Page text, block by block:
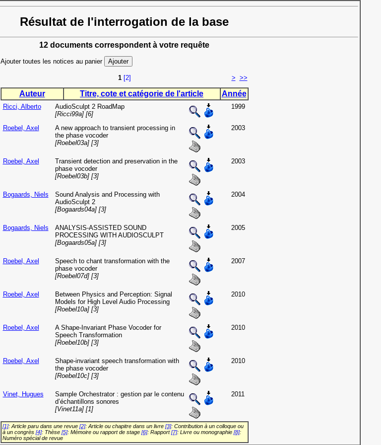
Résultat de l'interrogation de la base
12 documents correspondent à votre requête
Ajouter toutes les notices au panier
1 [2] > >>
Auteur Titre, cote et catégorie de l'article Année
Ricci, Alberto
AudioSculpt 2 RoadMap
[Ricci99a] [6]
1999
Roebel, Axel
A new approach to transient processing in
the phase vocoder
[Roebel03a] [3]
2003
Roebel, Axel
Transient detection and preservation in the
phase vocoder
[Roebel03b] [3]
2003
Bogaards, Niels
Sound Analysis and Processing with
AudioSculpt 2
[Bogaards04a] [3]
2004
Bogaards, Niels
ANALYSIS-ASSISTED SOUND
PROCESSING WITH AUDIOSCULPT
[Bogaards05a] [3]
2005
Roebel, Axel
Speech to chant transformation with the
phase vocoder
[Roebel07d] [3]
2007
Roebel, Axel
Between Physics and Perception: Signal
Models for High Level Audio Processing
[Roebel10a] [3]
2010
Roebel, Axel
A Shape-Invariant Phase Vocoder for
Speech Transformation
[Roebel10b] [3]
2010
Roebel, Axel
Shape-invariant speech transformation with
the phase vocoder
[Roebel10c] [3]
2010
Vinet, Hugues
Sample Orchestrator : gestion par le contenu
d’échantillons sonores
[Vinet11a] [1]
2011
[1]: Article paru dans une revue [2]: Article ou chapitre dans un livre [3]: Contribution à un colloque ou
à un congrès [4]: Thèse [5]: Mémoire ou rapport de stage [6]: Rapport[7]: Livre ou monographie [8]:
Numéro spécial de revue